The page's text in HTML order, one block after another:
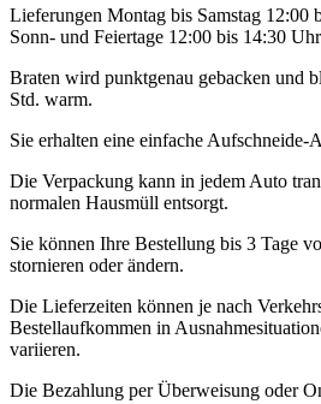
Lieferungen Montag bis Samstag 12:00
Sonn- und Feiertage 12:00 bis 14:30
Braten wird punktgenau gebacken und
Std. warm.
Sie erhalten eine einfache Aufschneide-
Die Verpackung kann in jedem Auto
normalen Hausmüll entsorgt.
Sie können Ihre Bestellung bis 3 Tage
stornieren oder ändern.
Die Lieferzeiten können je nach
Bestellaufkommen in
variieren.
Die Bezahlung per Überweisung oder